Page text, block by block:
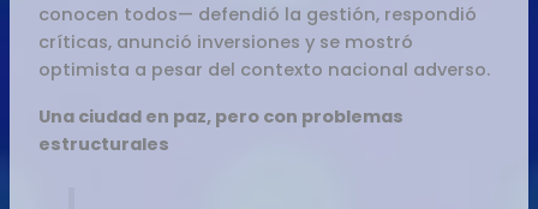
conocen todos— defendió la gestión, respondió
críticas, anunció inversiones y se mostró
optimista a pesar del contexto nacional adverso.
Una ciudad en paz, pero con problemas
estructurales